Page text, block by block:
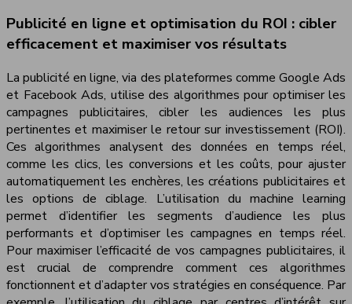
Publicité en ligne et optimisation du ROI : cibler
efficacement et maximiser vos résultats
La publicité en ligne, via des plateformes comme Google Ads
et Facebook Ads, utilise des algorithmes pour optimiser les
campagnes publicitaires, cibler les audiences les plus
pertinentes et maximiser le retour sur investissement (ROI).
Ces algorithmes analysent des données en temps réel,
comme les clics, les conversions et les coûts, pour ajuster
automatiquement les enchères, les créations publicitaires et
les options de ciblage. L’utilisation du machine learning
permet d’identifier les segments d’audience les plus
performants et d’optimiser les campagnes en temps réel.
Pour maximiser l’efficacité de vos campagnes publicitaires, il
est crucial de comprendre comment ces algorithmes
fonctionnent et d’adapter vos stratégies en conséquence. Par